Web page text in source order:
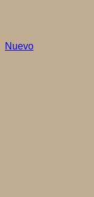
Nuevo